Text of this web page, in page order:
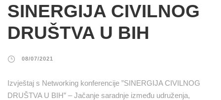
SINERGIJA CIVILNOG
DRUŠTVA U BIH
08/07/2021
Izvještaj s Networking konferencije ”SINERGIJA CIVILNOG
DRUŠTVA U BIH” – Jačanje saradnje između udruženja,